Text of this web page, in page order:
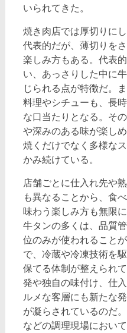
いられてきた。
焼き肉店では厚切りに
代表的だが、薄切りを
楽しみ方もある。代表
い、あっさりした中に
じられる点が特徴だ。
料理やシチューも、長
な口当たりとなる。そ
や深みのある味が楽し
焼くだけでなく多様な
かみ続けている。
店舗ごとに仕入れ先や
も異なることから、食
味わう楽しみ方も無限
牛タンの多くは、品質
位のみが使われること
で、冷蔵や冷凍技術を
保てる体制が整えられ
発や独自の味付け、仕
ルメな客層にも新たな
が凝らされているのだ
などの調理現場におい